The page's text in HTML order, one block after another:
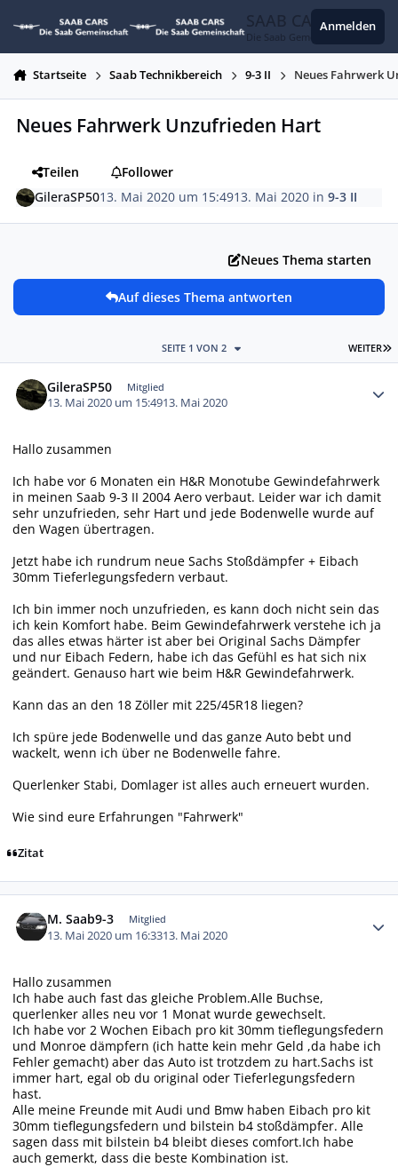
SAAB CARS
Die Saab Gemeinschaft
Anmelden
Startseite Saab Technikbereich 9-3 II Neues Fahrwerk
Neues Fahrwerk Unzufrieden Hart
Teilen
Follower
GileraSP5013. Mai 2020 um 15:4913. Mai 2020 in9-3 II
Neues Thema starten
Auf dieses Thema antworten
WEITER
SEITE 1 VON 2
GileraSP50 Mitglied
13. Mai 2020 um 15:4913. Mai 2020
Hallo zusammen
Ich habe vor 6 Monaten ein H&R Monotube Gewindefahrwerk
in meinen Saab 9-3 II 2004 Aero verbaut. Leider war ich damit
sehr unzufrieden, sehr Hart und jede Bodenwelle wurde auf
den Wagen übertragen.
Jetzt habe ich rundrum neue Sachs Stoßdämpfer + Eibach
30mm Tieferlegungsfedern verbaut.
Ich bin immer noch unzufrieden, es kann doch nicht sein das
ich kein Komfort habe. Beim Gewindefahrwerk verstehe ich ja
das alles etwas härter ist aber bei Original Sachs Dämpfer
und nur Eibach Federn, habe ich das Gefühl es hat sich nix
geändert. Genauso hart wie beim H&R Gewindefahrwerk.
Kann das an den 18 Zöller mit 225/45R18 liegen?
Ich spüre jede Bodenwelle und das ganze Auto bebt und
wackelt, wenn ich über ne Bodenwelle fahre.
Querlenker Stabi, Domlager ist alles auch erneuert wurden.
Wie sind eure Erfahrungen "Fahrwerk"
Zitat
M. Saab9-3 Mitglied
13. Mai 2020 um 16:3313. Mai 2020
Hallo zusammen
Ich habe auch fast das gleiche Problem.Alle Buchse,
querlenker alles neu vor 1 Monat wurde gewechselt.
Ich habe vor 2 Wochen Eibach pro kit 30mm tieflegungsfedern
und Monroe dämpfern (ich hatte kein mehr Geld ,da habe ich
Fehler gemacht) aber das Auto ist trotzdem zu hart.Sachs ist
immer hart, egal ob du original oder Tieferlegungsfedern
hast.
Alle meine Freunde mit Audi und Bmw haben Eibach pro kit
30mm tieflegungsfedern und bilstein b4 stoßdämpfer. Alle
sagen dass mit bilstein b4 bleibt dieses comfort.Ich habe
auch gemerkt, dass die beste Kombination ist.